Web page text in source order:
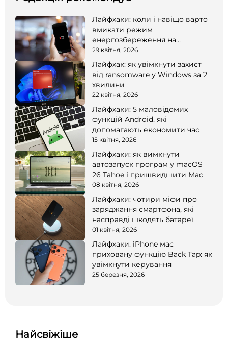
Лайфхаки: коли і навіщо варто
вмикати режим
енергозбереження на
смартфоні
29 квітня, 2026
Лайфхак: як увімкнути захист
від ransomware у Windows за 2
хвилини
22 квітня, 2026
Лайфхаки: 5 маловідомих
функцій Android, які
допомагають економити час
15 квітня, 2026
Лайфхаки: як вимкнути
автозапуск програм у macOS
26 Tahoe і пришвидшити Mac
08 квітня, 2026
Лайфхаки: чотири міфи про
заряджання смартфона, які
насправді шкодять батареї
01 квітня, 2026
Лайфхаки. iPhone має
приховану функцію Back Tap: як
увімкнути керування
25 березня, 2026
Найсвіжіше